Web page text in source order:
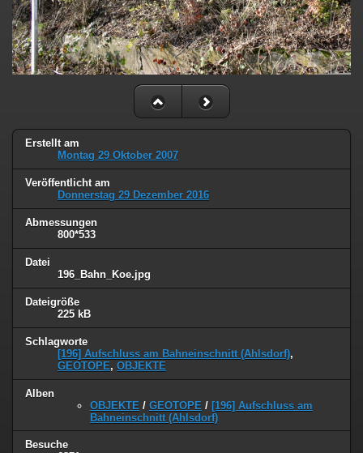
Erstellt am
Montag 29 Oktober 2007
Veröffentlicht am
Donnerstag 29 Dezember 2016
Abmessungen
800*533
Datei
196_Bahn_Koe.jpg
Dateigröße
225 kB
Schlagworte
[196] Aufschluss am Bahneinschnitt (Ahlsdorf),
GEOTOPE, OBJEKTE
Alben
OBJEKTE / GEOTOPE / [196] Aufschluss am
Bahneinschnitt (Ahlsdorf)
Besuche